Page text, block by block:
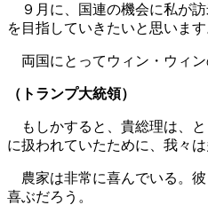
９月に、国連の機会に私が訪
を目指していきたいと思いま
両国にとってウィン・ウィン
（トランプ大統領）
もしかすると、貴総理は、と
に扱われていたために、我々
農家は非常に喜んでいる。彼
喜ぶだろう。